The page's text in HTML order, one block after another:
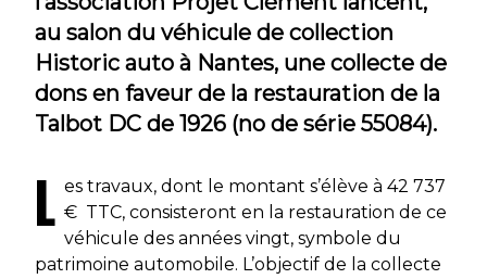
au salon du véhicule de collection
Historic auto à Nantes, une collecte de
dons en faveur de la restauration de la
Talbot DC de 1926 (no de série 55084).
L es travaux, dont le montant s’élève à 42 737
€ TTC, consisteront en la restauration de ce
véhicule des années vingt, symbole du
patrimoine automobile. L’objectif de la collecte